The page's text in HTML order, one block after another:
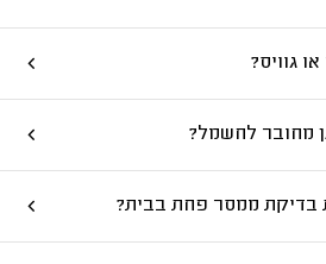
גוויס?
מחובר לחשמל?
בדיקת ממסר פחת בבית?